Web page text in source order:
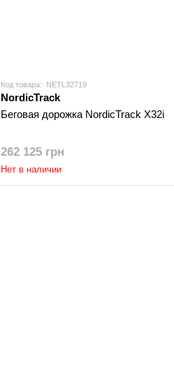
Код товара:: NETL32719
NordicTrack
Беговая дорожка NordicTrack X32i
262 125 грн
Нет в наличии